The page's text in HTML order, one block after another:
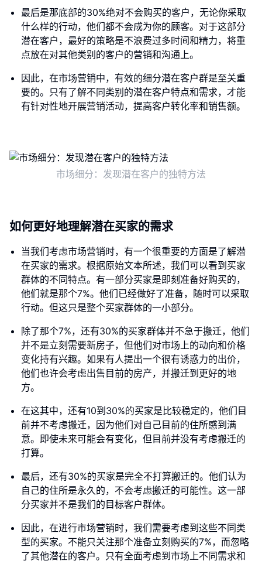
最后是那底部的30%绝对不会购买的客户，无论你采取
什么样的行动，他们都不会成为你的顾客。对于这部分
潜在客户，最好的策略是不浪费过多时间和精力，将重
点放在对其他类别的客户的营销和沟通上。
因此，在市场营销中，有效的细分潜在客户群是至关重
要的。只有了解不同类别的潜在客户特点和需求，才能
有针对性地开展营销活动，提高客户转化率和销售额。
市场细分：发现潜在客户的独特方法
如何更好地理解潜在买家的需求
当我们考虑市场营销时，有一个很重要的方面是了解潜
在买家的需求。根据原始文本所述，我们可以看到买家
群体的不同特点。有一部分买家是即刻准备好购买的，
他们就是那个7%。他们已经做好了准备，随时可以采取
行动。但这只是整个买家群体的一小部分。
除了那个7%，还有30%的买家群体并不急于搬迁，他们
并不是立刻需要新房子，但他们对市场上的动向和价格
变化持有兴趣。如果有人提出一个很有诱惑力的出价，
他们也许会考虑出售目前的房产，并搬迁到更好的地
方。
在这其中，还有10到30%的买家是比较稳定的，他们目
前并不考虑搬迁，因为他们对自己目前的住所感到满
意。即使未来可能会有变化，但目前并没有考虑搬迁的
打算。
最后，还有30%的买家是完全不打算搬迁的。他们认为
自己的住所是永久的，不会考虑搬迁的可能性。这一部
分买家并不是我们的目标客户群体。
因此，在进行市场营销时，我们需要考虑到这些不同类
型的买家。不能只关注那个准备立刻购买的7%，而忽略
了其他潜在的客户。只有全面考虑到市场上不同需求和